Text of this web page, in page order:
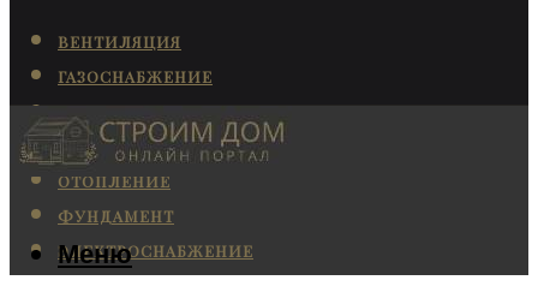
ВЕНТИЛЯЦИЯ
ГАЗОСНАБЖЕНИЕ
КАНАЛИЗАЦИЯ
КОНДИЦИОНИРОВАНИЕ
ОТОПЛЕНИЕ
ФУНДАМЕНТ
ЭЛЕКТРОСНАБЖЕНИЕ
Меню